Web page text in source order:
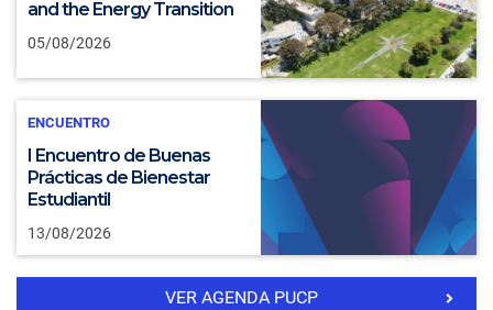
and the Energy Transition
05/08/2026
ENCUENTRO
I Encuentro de Buenas
Prácticas de Bienestar
Estudiantil
13/08/2026
VER AGENDA PUCP